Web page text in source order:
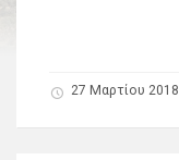
27 Μαρτίου 2018